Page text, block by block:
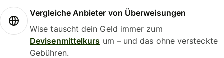
Vergleiche Anbieter von Überweisungen
Wise tauscht dein Geld immer zum
Devisenmittelkurs um – und das ohne versteckte
Gebühren.